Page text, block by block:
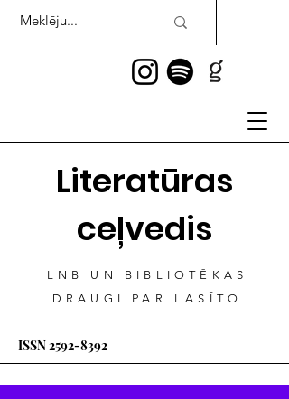
Literatūras
ceļvedis
LNB UN BIBLIOTĒKAS
DRAUGI PAR LASĪTO
ISSN2592-8392